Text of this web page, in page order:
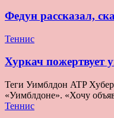
Федун рассказал,
Теннис
Хуркач пожертвует
Теги Уимблдон ATP
«Уимблдоне». «Хочу
Теннис